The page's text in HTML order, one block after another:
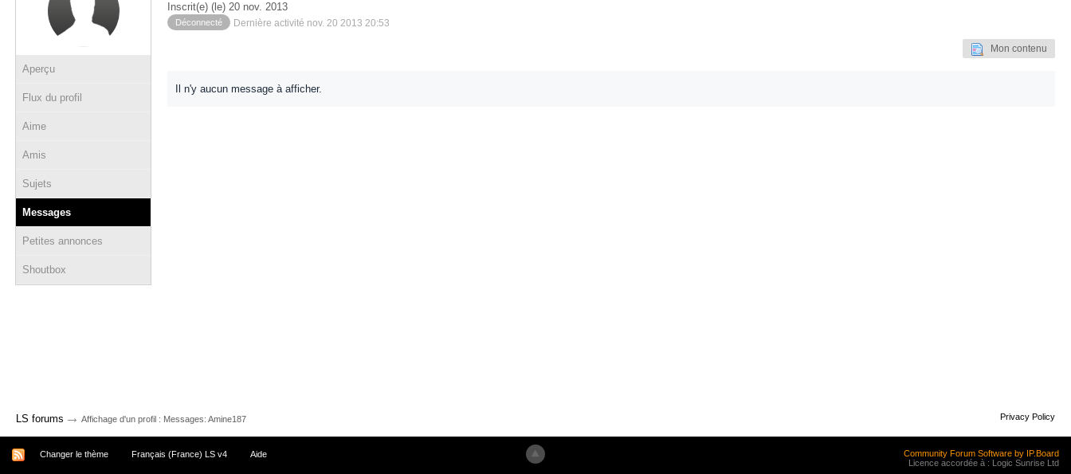
Aperçu
Flux du profil
Aime
Amis
Sujets
Messages
Petites annonces
Shoutbox
Inscrit(e) (le) 20 nov. 2013
Déconnecté Dernière activité nov. 20 2013 20:53
Mon contenu
Il n'y aucun message à afficher.
LS forums → Affichage d'un profil : Messages: Amine187 Privacy Policy
Changer le thème Français (France) LS v4 Aide
Community Forum Software by IP.Board
Licence accordée à : Logic Sunrise Ltd